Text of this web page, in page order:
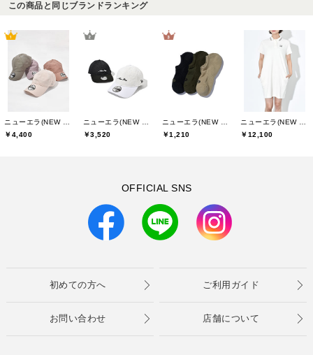
この商品と同じブランドランキング
￥4,400
￥3,520
￥1,210
￥12,100
OFFICIAL SNS
初めての方へ ご利用ガイド
お問い合わせ 店舗について